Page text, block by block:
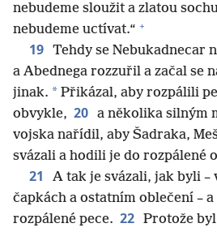
nebudeme sloužit a zlatou
nebudeme uctívat.“ +
19 Tehdy se Nebukadnecar
a Abednega rozzuřil a začal se
jinak. * Přikázal, aby rozpálili
obvykle, 20 a několika silným
vojska nařídil, aby Šadraka,
svázali a hodili je do rozpálené
21
A tak je svázali, jak byli –
čapkách a ostatním oblečení –
rozpálené pece. 22 Protože